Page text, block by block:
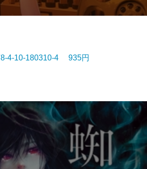
4-10-180310-4 935円